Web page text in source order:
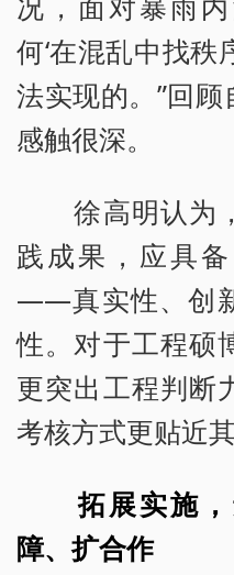
何‘在混乱中找秩
法实现的。”回
感触很深。
徐高明认为
践成果，应具
——真实性、创
性。对于工程硕
更突出工程判断
考核方式更贴近
拓展实施
障、扩合作